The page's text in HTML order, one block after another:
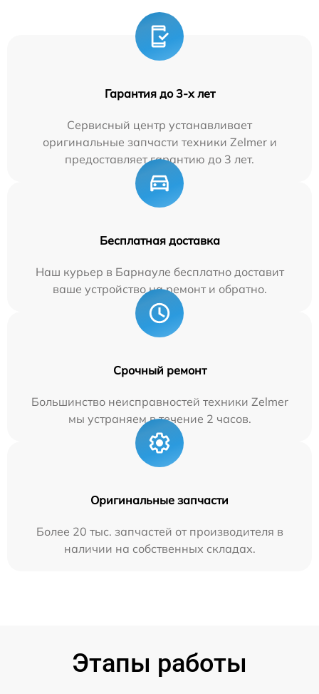
Гарантия до 3-х лет
Сервисный центр устанавливает
оригинальные запчасти техники Zelmer и
предоставляет гарантию до 3 лет.
Бесплатная доставка
Наш курьер в Барнауле бесплатно доставит
ваше устройство на ремонт и обратно.
Срочный ремонт
Большинство неисправностей техники Zelmer
мы устраняем в течение 2 часов.
Оригинальные запчасти
Более 20 тыс. запчастей от производителя в
наличии на собственных складах.
Этапы работы